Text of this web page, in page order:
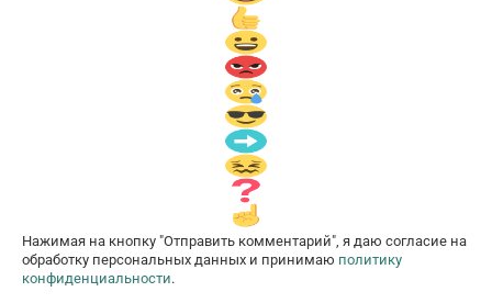
Нажимая на кнопку "Отправить комментарий", я даю согласие на
обработку персональных данных и принимаю политику
конфиденциальности.